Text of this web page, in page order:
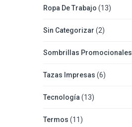
Ropa De Trabajo (13)
Sin Categorizar (2)
Sombrillas Promocionales
Tazas Impresas (6)
Tecnología (13)
Termos (11)